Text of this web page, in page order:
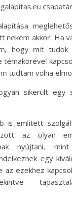
nekem akkor. Ha
hogy mit
tudtam volna
sikerült egy
is említett
az olyan
nyújtani,
egy
az ezekhez